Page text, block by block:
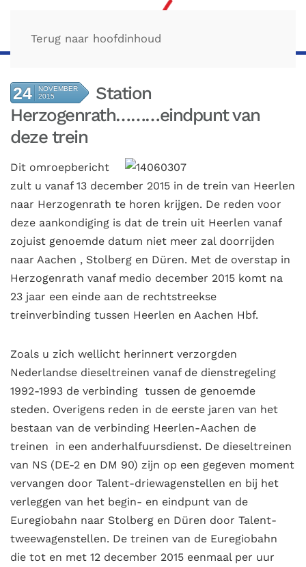
Terug naar hoofdinhoud
24
NOVEMBER
2015
Station
Herzogenrath………eindpunt van
deze trein
Dit omroepbericht
zult u vanaf 13 december 2015 in de trein van Heerlen
naar Herzogenrath te horen krijgen. De reden voor
deze aankondiging is dat de trein uit Heerlen vanaf
zojuist genoemde datum niet meer zal doorrijden
naar Aachen , Stolberg en Düren. Met de overstap in
Herzogenrath vanaf medio december 2015 komt na
23 jaar een einde aan de rechtstreekse
treinverbinding tussen Heerlen en Aachen Hbf.
Zoals u zich wellicht herinnert verzorgden
Nederlandse dieseltreinen vanaf de dienstregeling
1992-1993 de verbinding tussen de genoemde
steden. Overigens reden in de eerste jaren van het
bestaan van de verbinding Heerlen-Aachen de
treinen in een anderhalfuursdienst. De dieseltreinen
van NS (DE-2 en DM 90) zijn op een gegeven moment
vervangen door Talent-driewagenstellen en bij het
verleggen van het begin- en eindpunt van de
Euregiobahn naar Stolberg en Düren door Talent-
tweewagenstellen. De treinen van de Euregiobahn
die tot en met 12 december 2015 eenmaal per uur